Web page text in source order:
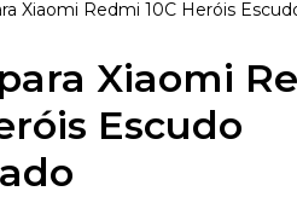
Xiaomi Redmi 10C Heróis
Xiaomi
Escudo